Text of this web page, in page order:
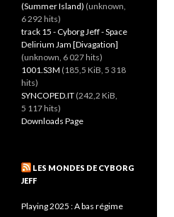
(Summer Island) (unknown,
6 292 hits)
track 15 - Cyborg Jeff - Space
Delirium Jam [Divagation]
(unknown, 6 027 hits)
1001.S3M (185,5 KiB, 5 318
hits)
SYNCOPED.IT (242,2 KiB,
5 117 hits)
Downloads Page
LES MONDES DE CYBORG
JEFF
Playing 2025 : A bas régime